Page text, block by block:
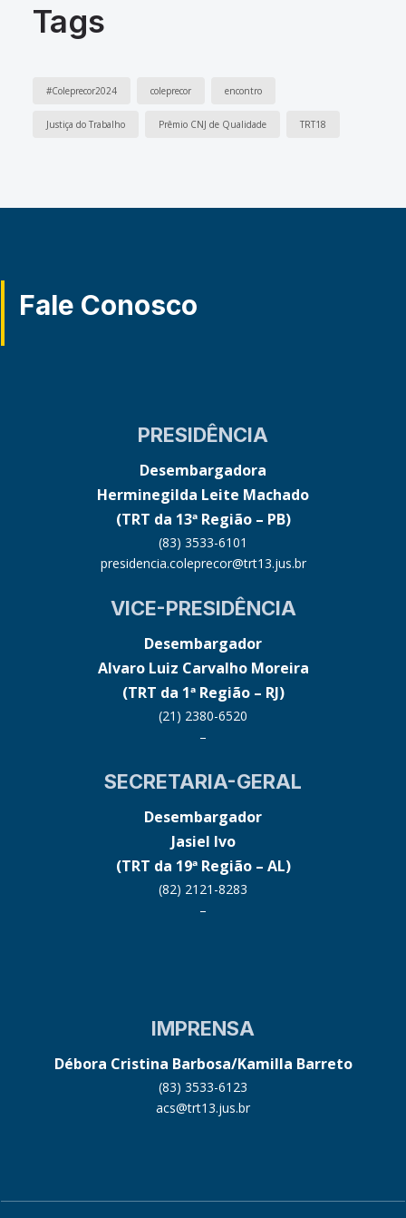
Tags
#Coleprecor2024 coleprecor encontro
Justiça do Trabalho Prêmio CNJ de Qualidade TRT18
Fale Conosco
PRESIDÊNCIA
Desembargadora
Herminegilda Leite Machado
(TRT da 13ª Região – PB)
(83) 3533-6101
presidencia.coleprecor@trt13.jus.br
VICE-PRESIDÊNCIA
Desembargador
Alvaro Luiz Carvalho Moreira
(TRT da 1ª Região – RJ)
(21) 2380-6520
–
SECRETARIA-GERAL
Desembargador
Jasiel Ivo
(TRT da 19ª Região – AL)
(82) 2121-8283
–
IMPRENSA
Débora Cristina Barbosa/Kamilla Barreto
(83) 3533-6123
acs@trt13.jus.br